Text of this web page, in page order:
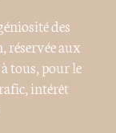
des
réservée aux
tous, pour le
intérêt